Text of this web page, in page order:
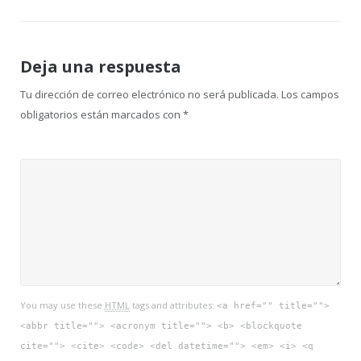
Deja una respuesta
Tu dirección de correo electrónico no será publicada. Los campos
obligatorios están marcados con *
You may use these HTMLtags and attributes: <a href="" title="">
<abbr title=""> <acronym title=""> <b> <blockquote
cite=""> <cite> <code> <del datetime=""> <em> <i> <q